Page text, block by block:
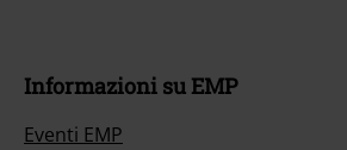
Informazioni su EMP
Eventi EMP